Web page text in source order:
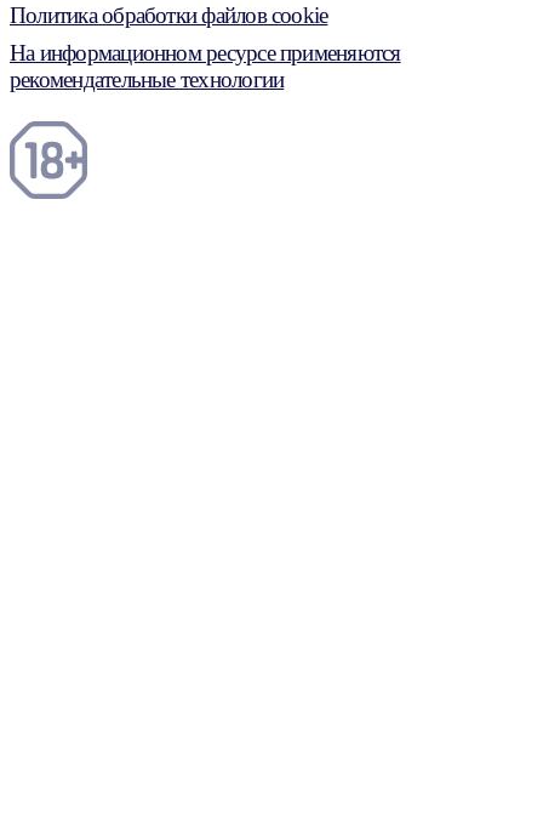
Политика обработки файлов cookie
На информационном ресурсе применяются
рекомендательные технологии